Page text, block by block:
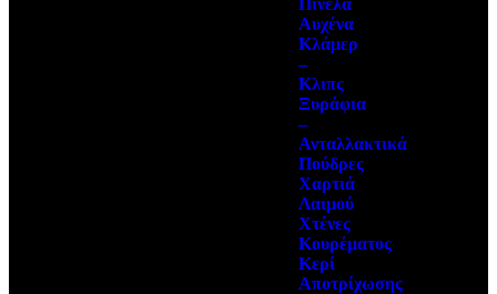
Πινέλα
Αυχένα
Κλάμερ
–
Κλιπς
Ξυράφια
–
Ανταλλακτικά
Πούδρες
Χαρτιά
Λαιμού
Χτένες
Κουρέματος
Κερί
Αποτρίχωσης